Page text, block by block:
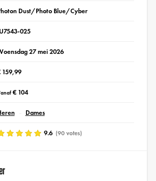
Dust/Photo Blue/Cyber
025
27 mei 2026
159,99
€ 104
Dames
9.6 (90 votes)